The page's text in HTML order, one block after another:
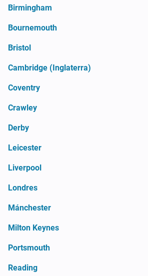
Birmingham
Bournemouth
Bristol
Cambridge (Inglaterra)
Coventry
Crawley
Derby
Leicester
Liverpool
Londres
Mánchester
Milton Keynes
Portsmouth
Reading